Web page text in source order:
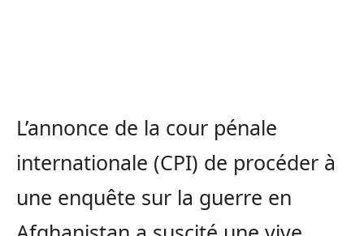
L’annonce de la cour pénale
internationale (CPI) de procéder à
une enquête sur la guerre en